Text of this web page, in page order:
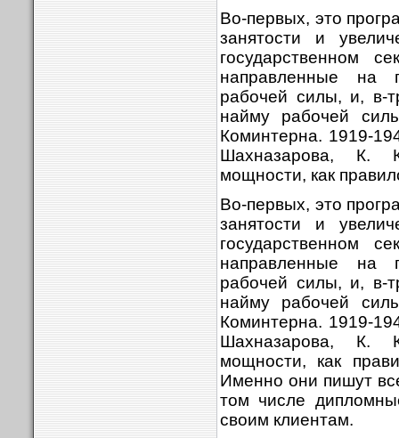
Во-первых, это
занятости и
государственном
направленные на
рабочей силы, и, в-
найму рабочей
Коминтерна. 1919-
Шахназарова, К.
мощности, как
Во-первых, это
занятости и
государственном
направленные на
рабочей силы, и, в-
найму рабочей
Коминтерна. 1919-
Шахназарова, К.
мощности, как
Именно они пишут
том числе
своим клиентам.